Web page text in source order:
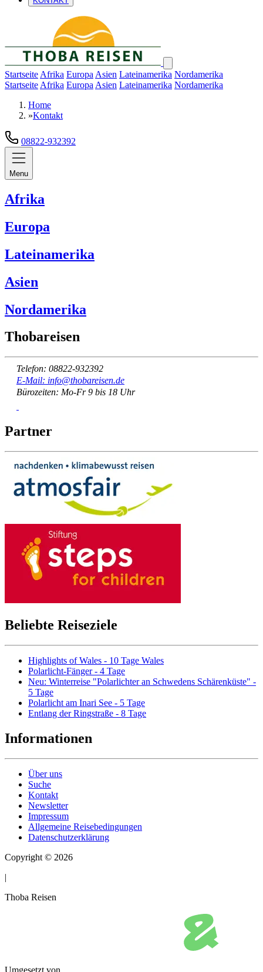
Startseite Afrika Europa Asien Lateinamerika Nordamerika
Startseite Afrika Europa Asien Lateinamerika Nordamerika
Home
»Kontakt
08822-932392
Menu
Afrika
Europa
Lateinamerika
Asien
Nordamerika
Thobareisen
Telefon: 08822-932392
E-Mail: info@thobareisen.de
Bürozeiten: Mo-Fr 9 bis 18 Uhr
Partner
Beliebte Reiseziele
Highlights of Wales - 10 Tage Wales
Polarlicht-Fänger - 4 Tage
Neu: Winterreise "Polarlichter an Schwedens Schärenküste" -
5 Tage
Polarlicht am Inari See - 5 Tage
Entlang der Ringstraße - 8 Tage
Informationen
Über uns
Suche
Kontakt
Newsletter
Impressum
Allgemeine Reisebedingungen
Datenschutzerklärung
Copyright © 2026
|
Thoba Reisen
Umgesetzt von